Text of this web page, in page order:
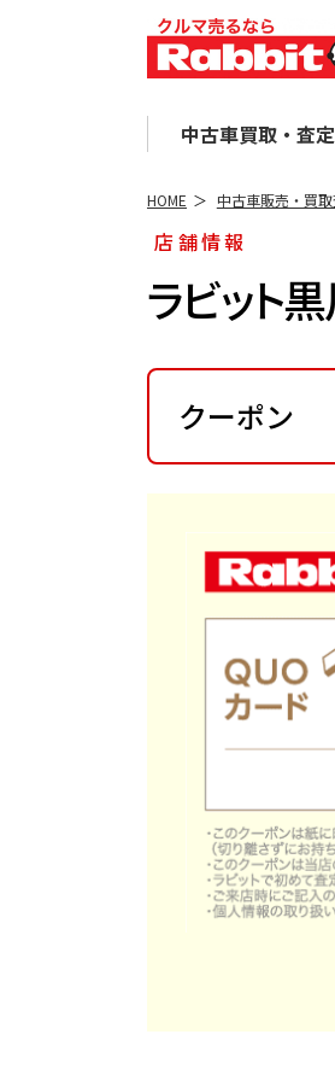
中古車買取・査定
HOME 中古車販売・買
店舗情報
ラビット
クーポン